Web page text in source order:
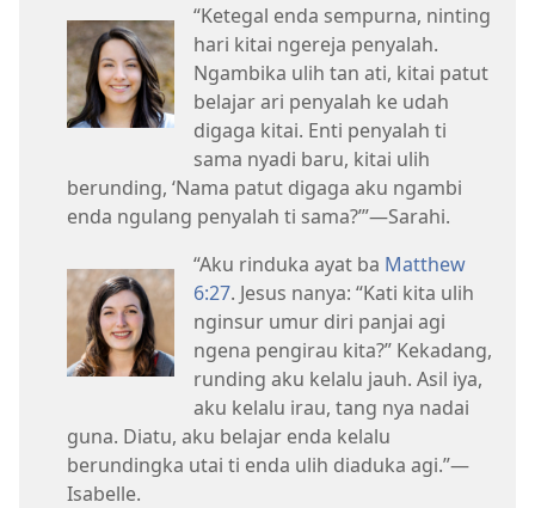
“Ketegal enda sempurna, ninting
hari kitai ngereja penyalah.
Ngambika ulih tan ati, kitai patut
belajar ari penyalah ke udah
digaga kitai. Enti penyalah ti
sama nyadi baru, kitai ulih
berunding, ‘Nama patut digaga aku ngambi
enda ngulang penyalah ti sama?’”—Sarahi.
“Aku rinduka ayat ba Matthew
6:27. Jesus nanya: “Kati kita ulih
nginsur umur diri panjai agi
ngena pengirau kita?” Kekadang,
runding aku kelalu jauh. Asil iya,
aku kelalu irau, tang nya nadai
guna. Diatu, aku belajar enda kelalu
berundingka utai ti enda ulih diaduka agi.”—
Isabelle.